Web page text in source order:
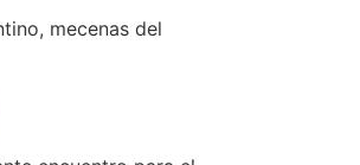
mecenas del